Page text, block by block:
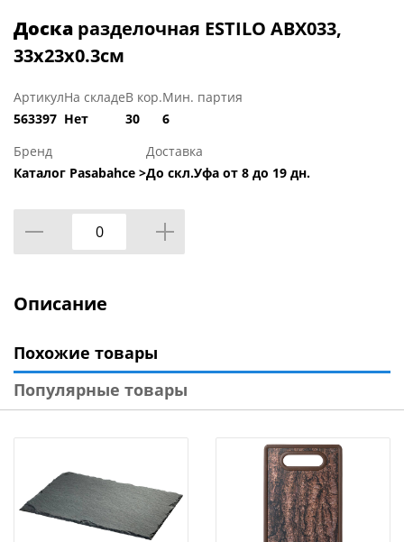
Доска разделочная ESTILO ABX033,
33x23x0.3см
Артикул
563397
На складе
Нет
В кор.
30
Мин. партия
6
Бренд
Каталог Pasabahce >
Доставка
До скл.Уфа от 8 до 19 дн.
Описание
Похожие товары
Популярные товары